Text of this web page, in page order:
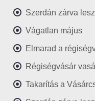
Szerdán zárva
Vágatlan május
Elmarad a
Régiségvásár
Takarítás a